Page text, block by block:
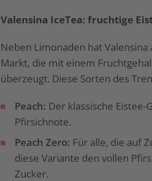
Valensina IceTea: fruchtige
Neben Limonaden hat
Markt, die mit einem
überzeugt. Diese Sorten des
Peach: Der klassische
Pfirsichnote.
Peach Zero: Für alle, die auf
diese Variante den vollen
Zucker.